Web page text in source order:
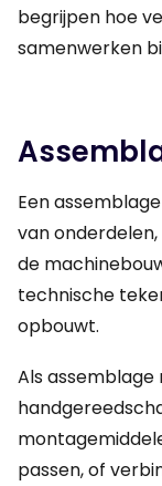
begrijpen hoe
samenwerken
Een
van
de
technische
opbouwt.
Als
passen, of